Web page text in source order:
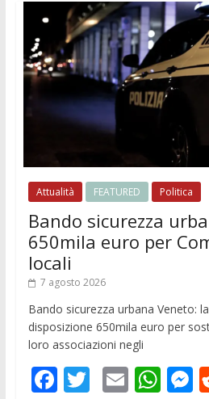
Attualità FEATURED Politica
Bando sicurezza
650mila euro per
locali
7 agosto 2026
Bando sicurezza urbana Veneto:
disposizione 650mila euro per
loro associazioni negli
F T E W